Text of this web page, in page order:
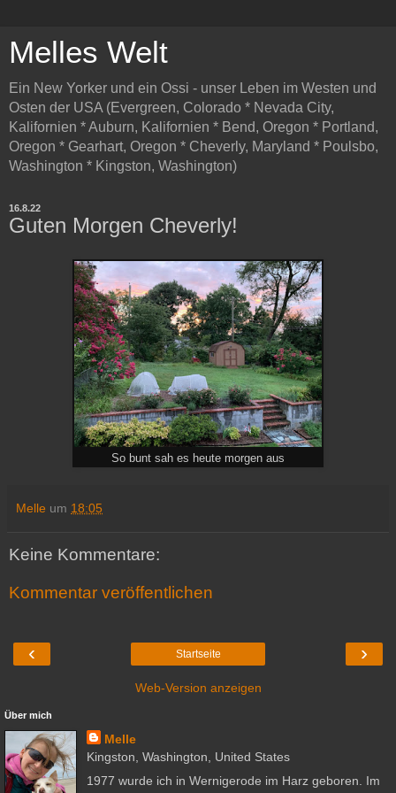
Melles Welt
Ein New Yorker und ein Ossi - unser Leben im Westen und
Osten der USA (Evergreen, Colorado * Nevada City,
Kalifornien * Auburn, Kalifornien * Bend, Oregon * Portland,
Oregon * Gearhart, Oregon * Cheverly, Maryland * Poulsbo,
Washington * Kingston, Washington)
16.8.22
Guten Morgen Cheverly!
So bunt sah es heute morgen aus
Melle um 18:05
Keine Kommentare:
Kommentar veröffentlichen
‹ ›
Startseite
Web-Version anzeigen
Über mich
Melle
Kingston, Washington, United States
1977 wurde ich in Wernigerode im Harz geboren. Im